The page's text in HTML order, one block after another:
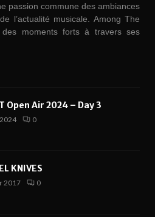
passion commune des ambiances
l’actualité musicale. Among The
moments forts à travers ses
Open Air 2024 – Day 3
0
KNIVES
2017 0